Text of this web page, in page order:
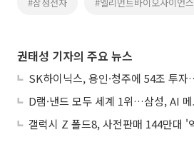
#삼성전자 #엘리먼트바이오사이언스
권태성 기자의 주요 뉴스